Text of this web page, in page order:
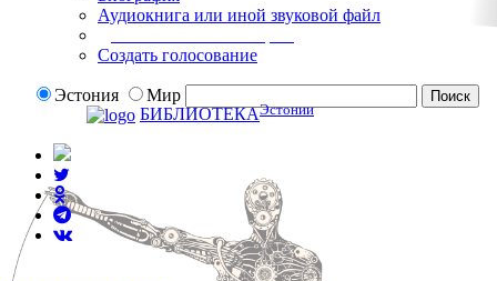
Аудиокнига или иной звуковой файл
Создать голосование
Эстония
Мир
БИБЛИОТЕКАЭстонии